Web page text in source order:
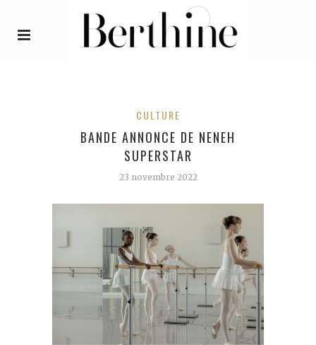
CULTURE
BANDE ANNONCE DE NENEH
SUPERSTAR
23 novembre 2022